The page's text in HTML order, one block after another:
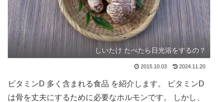
しいたけ たべたら日光浴をするの？
2015.10.03 2024.11.20
ビタミンD 多く含まれる食品 を紹介します。 ビタミンD
は骨を丈夫にするために必要なホルモンです。 しかし、